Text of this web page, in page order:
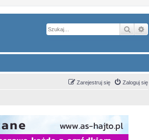
Szukaj
Zaloguj się
Zarejestruj się